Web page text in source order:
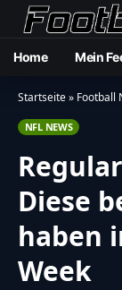
Home Mein
Startseite» Football
NFL NEWS
Diese
haben
Week